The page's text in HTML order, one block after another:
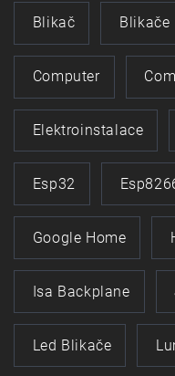
Blikač Blikače
Computer
Elektroinstalace
Esp32
Google Home
Isa Backplane
Led Blikače